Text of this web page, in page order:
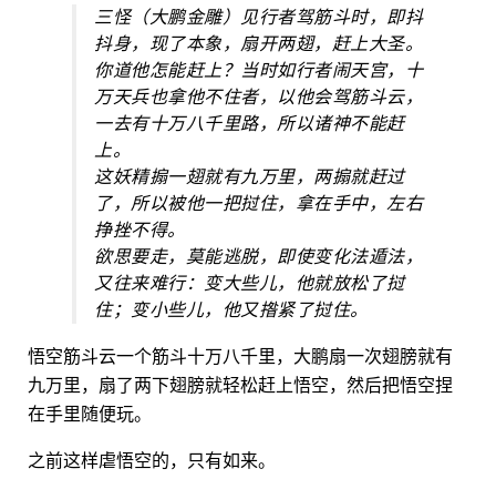
三怪（大鹏金雕）见行者驾筋斗时，即抖
抖身，现了本象，扇开两翅，赶上大圣。
你道他怎能赶上？当时如行者闹天宫，十
万天兵也拿他不住者，以他会驾筋斗云，
一去有十万八千里路，所以诸神不能赶
上。
这妖精搧一翅就有九万里，两搧就赶过
了，所以被他一把挝住，拿在手中，左右
挣挫不得。
欲思要走，莫能逃脱，即使变化法遁法，
又往来难行：变大些儿，他就放松了挝
住；变小些儿，他又揝紧了挝住。
悟空筋斗云一个筋斗十万八千里，大鹏扇一次翅膀就有
九万里，扇了两下翅膀就轻松赶上悟空，然后把悟空捏
在手里随便玩。
之前这样虐悟空的，只有如来。